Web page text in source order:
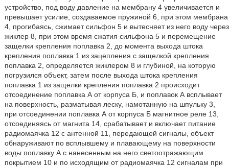
устройство, под воду давление на мембрану 4 увеличивается и
превышает усилие, создаваемое пружиной 6, при этом мембрана
4, прогибаясь, сжимает сильфон 5 и вытесняет из него воду через
жиклер 8, при этом время сжатия сильфона 5 и перемещение
защелки крепления поплавка 2, до момента выхода штока
крепления поплавка 1 из зацепления с защелкой крепления
поплавка 2, определяется жиклером 8 и глубиной, на которую
погрузился объект, затем после выхода штока крепления
поплавка 1 из защелки крепления поплавка 2 происходит
отсоединение поплавка А от корпуса Б, и поплавок А всплывает
на поверхность, разматывая леску, намотанную на шпульку 3,
при отсоединении поплавка А от корпуса Б магнитное реле 13,
отсоединяясь от магнита 14, срабатывает и включает питание
радиомаячка 12 с антенной 11, передающей сигналы, объект
обнаруживают по всплывшему и плавающему на поверхности
воды поплавку А с нанесенным на него светоотражающим
покрытием 10 и по исходящим от радиомаячка 12 сигналам при